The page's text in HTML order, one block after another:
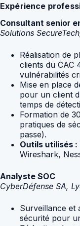
Expérience
Consultant senior
Solutions
Réalisation de
clients du CAC
vulnérabilités
Mise en place
pour un client
temps de
Formation de
pratiques de
passe).
Outils utilisés :
Wireshark,
Analyste SOC
CyberDéfense SA,
Surveillance et
sécurité pour